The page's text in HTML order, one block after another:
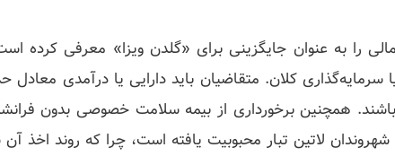
را به‌ عنوان جایگزینی برای «گلدن ویزا» معرفی کرده
همچنین برخورداری از بیمه سلامت خصوصی بدون
شهروندان لاتین‌ تبار محبوبیت یافته است، چرا که روند اخذ